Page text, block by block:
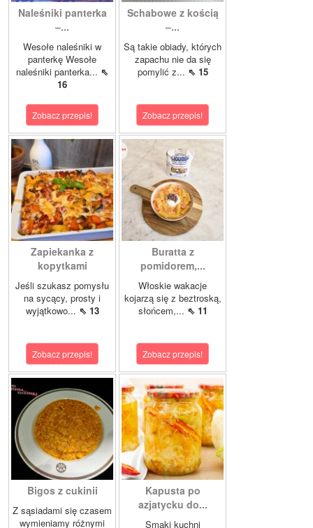
Naleśniki panterka
–...
Wesołe naleśniki w
panterkę Wesołe
naleśniki panterka... ⇖
16
Zobacz przepis!
Schabowe z kością
–...
Są takie obiady, których
zapachu nie da się
pomylić z... ⇖ 15
Zobacz przepis!
Zapiekanka z
kopytkami
Jeśli szukasz pomysłu
na sycący, prosty i
wyjątkowo... ⇖ 13
Zobacz przepis!
Buratta z
pomidorem,...
Włoskie wakacje
kojarzą się z beztroską,
słońcem,... ⇖ 11
Zobacz przepis!
Bigos z cukinii
Z sąsiadami się czasem
wymieniamy różnymi
Kapusta po
azjatycku do...
Smaki kuchni